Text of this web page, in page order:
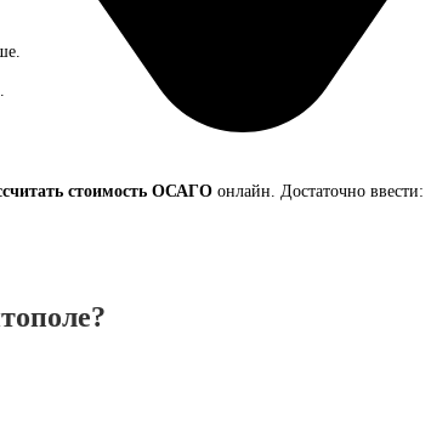
стоимость ОСАГО онлайн. Достаточно ввести: